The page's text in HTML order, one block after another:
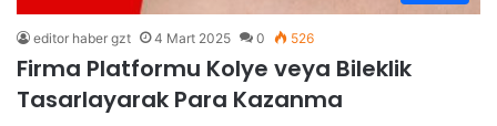
editor haber gzt 4 Mart 2025 0 526
Firma Platformu Kolye veya Bileklik
Tasarlayarak Para Kazanma